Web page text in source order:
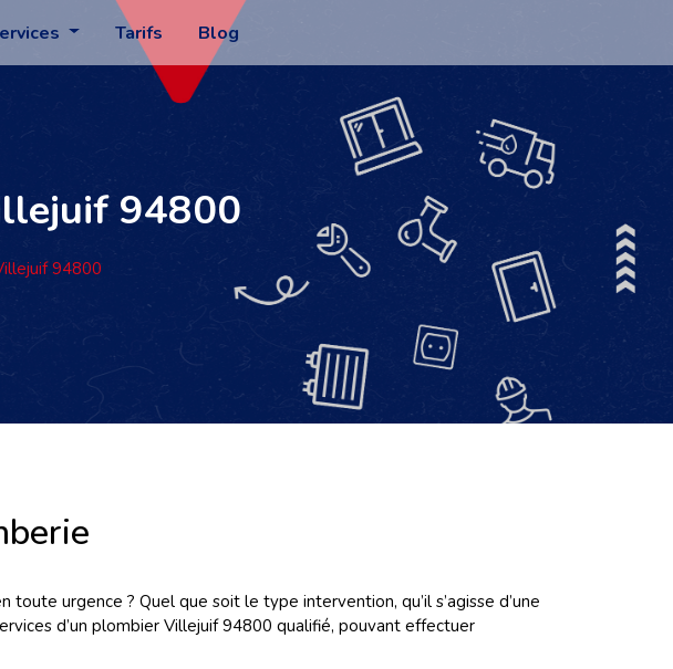
Tarifs Blog
94800
94800
urgence ? Quel que soit le type intervention, qu’il s’agisse d’une
d’un plombier Villejuif 94800 qualifié, pouvant effectuer